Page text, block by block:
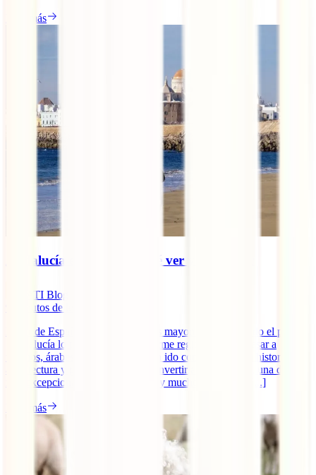
Leer más
Andalucía este verano: qué ver y qué hacer
IATI Blog
minutos de lectura
El sur de España atesora una de las mayores joyas de todo el país.
¡Andalucía lo tiene todo! Este enorme región ha visto pasar a
fenicios, árabes o romanos que han ido conformando su historia,
arquitectura y gastronomía para convertirla en, sin duda, una de las
más excepcionales de Europa. ¡Hay mucho que ver en [...]
Leer más